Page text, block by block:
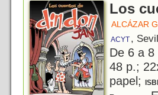
Los
ALCÁZAR
ACYT ,
De 6 a
48 p.;
papel;